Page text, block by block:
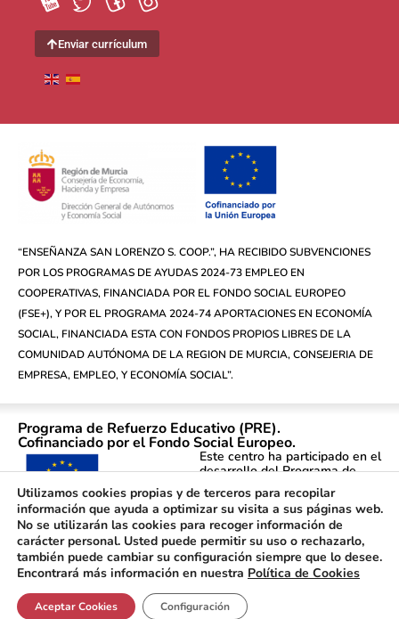
Enviar currículum
“ENSEÑANZA SAN LORENZO S. COOP.”, HA RECIBIDO SUBVENCIONES
POR LOS PROGRAMAS DE AYUDAS 2024-73 EMPLEO EN
COOPERATIVAS, FINANCIADA POR EL FONDO SOCIAL EUROPEO
(FSE+), Y POR EL PROGRAMA 2024-74 APORTACIONES EN ECONOMÍA
SOCIAL, FINANCIADA ESTA CON FONDOS PROPIOS LIBRES DE LA
COMUNIDAD AUTÓNOMA DE LA REGION DE MURCIA, CONSEJERIA DE
EMPRESA, EMPLEO, Y ECONOMÍA SOCIAL”.
Programa de Refuerzo Educativo (PRE).
Cofinanciado por el Fondo Social Europeo.
Este centro ha participado en el
desarrollo del Programa de
Refuerzo Educativo (PRE)
atendiendo a alumnado de
primaria y secundaria durante
los cursos 2021-2022, 2022-
2023, 2023-2024, 2024-2025 y
2025-2026. Cofinanciado por la
Unión Europea – FSE+.
© 2024 Colegio San Lorenzo.
Utilizamos cookies propias y de terceros para recopilar
información que ayuda a optimizar su visita a sus páginas web.
No se utilizarán las cookies para recoger información de
carácter personal. Usted puede permitir su uso o rechazarlo,
también puede cambiar su configuración siempre que lo desee.
Encontrará más información en nuestra Política de Cookies
Aceptar Cookies Configuración